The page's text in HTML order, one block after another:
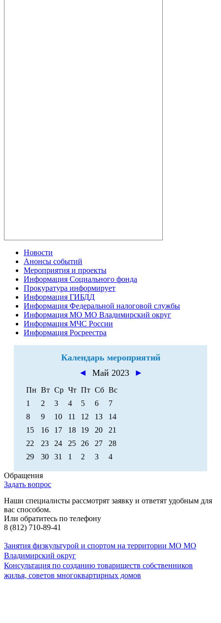
Новости
Анонсы событий
Мероприятия и проекты
Информация Социального фонда
Прокуратура информирует
Информация ГИБДД
Информация Федеральной налоговой службы
Информация МО МО Владимирский округ
Информация МЧС России
Информация Росреестра
Календарь мероприятий
◄
Май 2023 ►
Пн Вт Ср Чт Пт Сб Вс
1
2 3 4 5 6
7
8
9 10 11 12 13
14
15
16 17 18 19 20
21
22
23 24 25 26 27
28
29
30 31 1 2 3 4
Обращения
Задать вопрос
Наши специалисты рассмотрят заявку и ответят удобным для
вас способом.
Или обратитесь по телефону
8 (812) 710-89-41
Занятия физкультурой и спортом на территории МО МО
Владимирский округ
Консультация по созданию товариществ собственников
жилья, советов многоквартирных домов